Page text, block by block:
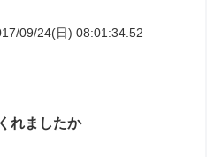
09/24(日) 08:01:34.52
れましたか